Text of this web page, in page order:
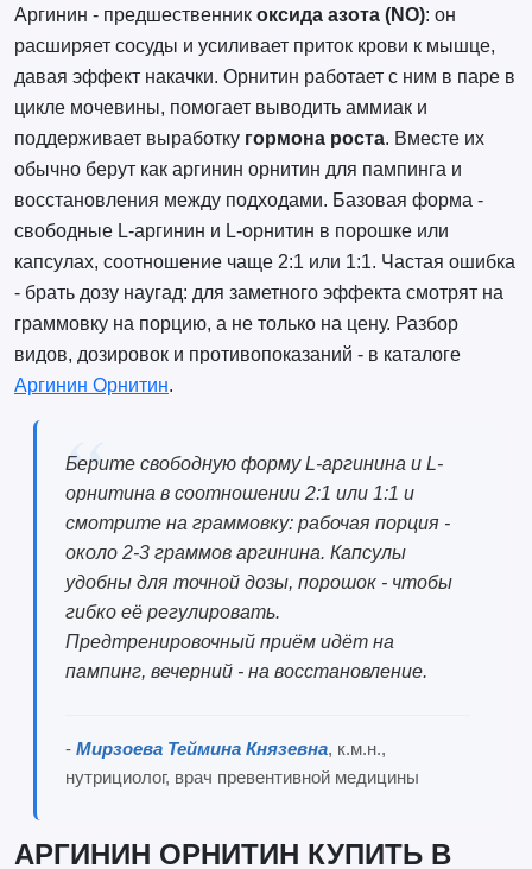
Аргинин - предшественник оксида азота (NO): он
расширяет сосуды и усиливает приток крови к мышце,
давая эффект накачки. Орнитин работает с ним в паре в
цикле мочевины, помогает выводить аммиак и
поддерживает выработку гормона роста. Вместе их
обычно берут как аргинин орнитин для пампинга и
восстановления между подходами. Базовая форма -
свободные L-аргинин и L-орнитин в порошке или
капсулах, соотношение чаще 2:1 или 1:1. Частая ошибка
- брать дозу наугад: для заметного эффекта смотрят на
граммовку на порцию, а не только на цену. Разбор
видов, дозировок и противопоказаний - в каталоге
Аргинин Орнитин.
Берите свободную форму L-аргинина и L-
орнитина в соотношении 2:1 или 1:1 и
смотрите на граммовку: рабочая порция -
около 2-3 граммов аргинина. Капсулы
удобны для точной дозы, порошок - чтобы
гибко её регулировать.
Предтренировочный приём идёт на
пампинг, вечерний - на восстановление.
- Мирзоева Теймина Князевна, к.м.н.,
нутрициолог, врач превентивной медицины
АРГИНИН ОРНИТИН КУПИТЬ В